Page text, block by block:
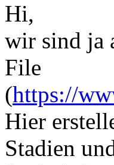
Hi,
wir sind ja
File
(https://
Hier
Stadien